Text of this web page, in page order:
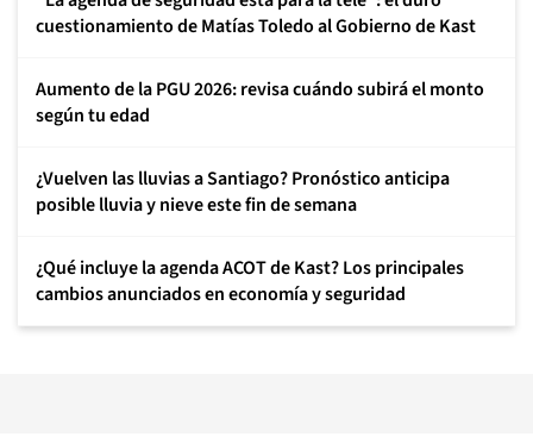
cuestionamiento de Matías Toledo al Gobierno de Kast
Aumento de la PGU 2026: revisa cuándo subirá el monto
según tu edad
¿Vuelven las lluvias a Santiago? Pronóstico anticipa
posible lluvia y nieve este fin de semana
¿Qué incluye la agenda ACOT de Kast? Los principales
cambios anunciados en economía y seguridad